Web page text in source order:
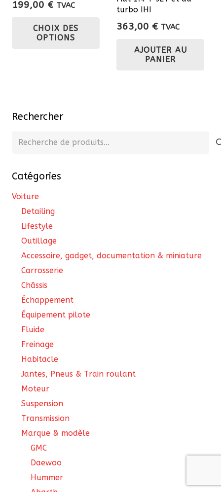
199,00 € TVAC
CHOIX DES
OPTIONS
produit
turbo IHI
363,00 € TVAC
AJOUTER AU
PANIER
Rechercher
Recherche
Catégories
Voiture
Detailing
Lifestyle
Outillage
Accessoire, gadget, documentation & miniature
Carrosserie
Châssis
Échappement
Équipement pilote
Fluide
Freinage
Habitacle
Jantes, Pneus & Train roulant
Moteur
Suspension
Transmission
Marque & modèle
GMC
Daewoo
Hummer